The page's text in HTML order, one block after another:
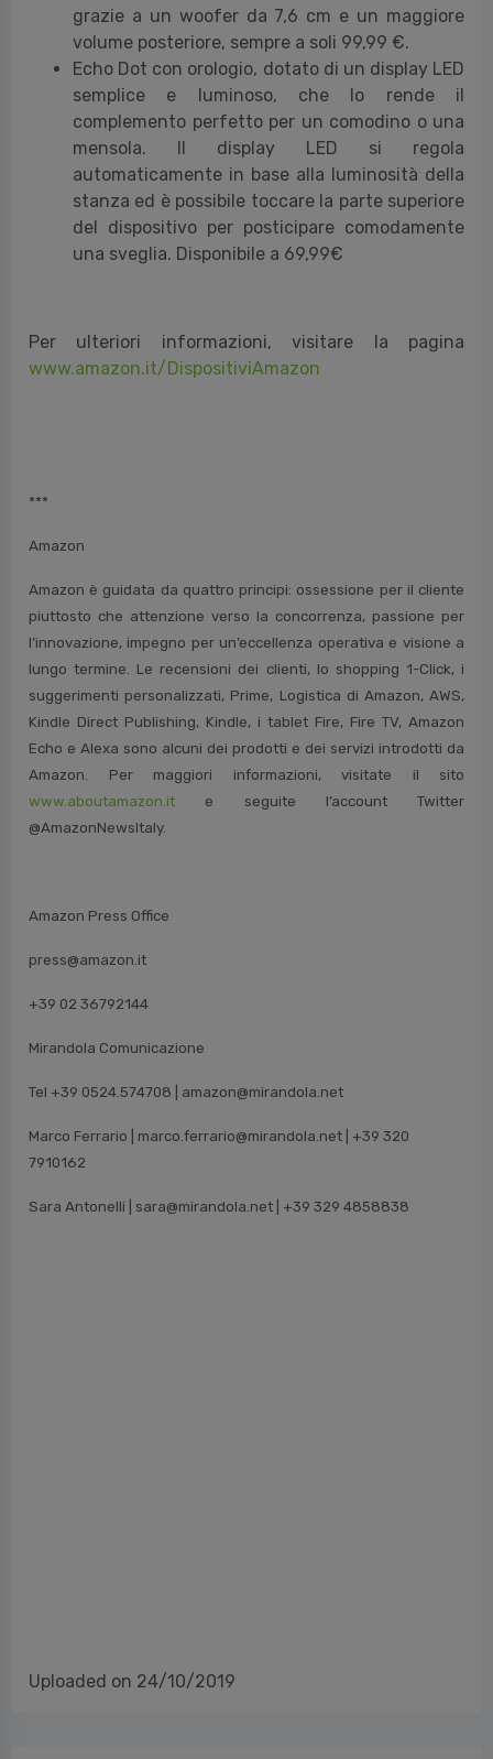
grazie a un woofer da 7,6 cm e un maggiore
volume posteriore, sempre a soli 99,99 €.
Echo Dot con orologio, dotato di un display LED
semplice e luminoso, che lo rende il
complemento perfetto per un comodino o una
mensola. Il display LED si regola
automaticamente in base alla luminosità della
stanza ed è possibile toccare la parte superiore
del dispositivo per posticipare comodamente
una sveglia. Disponibile a 69,99€
Per ulteriori informazioni, visitare la pagina
www.amazon.it/DispositiviAmazon
***
Amazon
Amazon è guidata da quattro principi: ossessione per il cliente
piuttosto che attenzione verso la concorrenza, passione per
l’innovazione, impegno per un’eccellenza operativa e visione a
lungo termine. Le recensioni dei clienti, lo shopping 1-Click, i
suggerimenti personalizzati, Prime, Logistica di Amazon, AWS,
Kindle Direct Publishing, Kindle, i tablet Fire, Fire TV, Amazon
Echo e Alexa sono alcuni dei prodotti e dei servizi introdotti da
Amazon. Per maggiori informazioni, visitate il sito
www.aboutamazon.it e seguite l’account Twitter
@AmazonNewsItaly.
Amazon Press Office
press@amazon.it
+39 02 36792144
Mirandola Comunicazione
Tel +39 0524.574708 | amazon@mirandola.net
Marco Ferrario | marco.ferrario@mirandola.net | +39 320
7910162
Sara Antonelli | sara@mirandola.net | +39 329 4858838
Uploaded on 24/10/2019